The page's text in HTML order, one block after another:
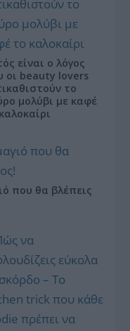
είναι ο λόγος
οι beauty lovers
το
μολύβι με καφέ
που θα βλέπεις